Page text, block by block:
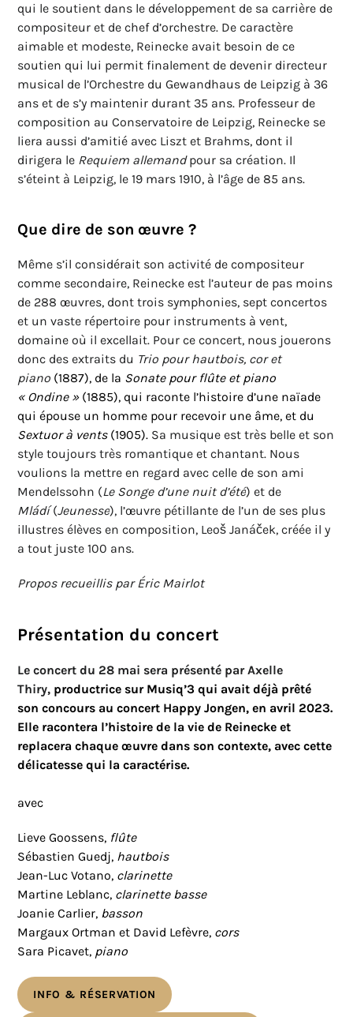
qui le soutient dans le développement de sa carrière de
compositeur et de chef d’orchestre. De caractère
aimable et modeste, Reinecke avait besoin de ce
soutien qui lui permit finalement de devenir directeur
musical de l’Orchestre du Gewandhaus de Leipzig à 36
ans et de s’y maintenir durant 35 ans. Professeur de
composition au Conservatoire de Leipzig, Reinecke se
liera aussi d’amitié avec Liszt et Brahms, dont il
dirigera le Requiem allemandpour sa création. Il
s’éteint à Leipzig, le 19 mars 1910, à l’âge de 85 ans.
Que dire de son œuvre ?
Même s’il considérait son activité de compositeur
comme secondaire, Reinecke est l’auteur de pas moins
de 288 œuvres, dont trois symphonies, sept concertos
et un vaste répertoire pour instruments à vent,
domaine où il excellait. Pour ce concert, nous jouerons
donc des extraits du Trio pour hautbois, cor et
piano (1887), de la Sonate pour flûte et piano
« Ondine » (1885), qui raconte l’histoire d’une naïade
qui épouse un homme pour recevoir une âme, et du
Sextuor à vents (1905). Sa musique est très belle et son
style toujours très romantique et chantant. Nous
voulions la mettre en regard avec celle de son ami
Mendelssohn (Le Songe d’une nuit d’été) et de
Mládí(Jeunesse), l’œuvre pétillante de l’un de ses plus
illustres élèves en composition, Leoš Janáček, créée il y
a tout juste 100 ans.
Propos recueillis par Éric Mairlot
Présentation du concert
Le concert du 28 mai sera présenté par Axelle
Thiry, productrice sur Musiq’3 qui avait déjà prêté
son concours au concert Happy Jongen, en avril 2023.
Elle racontera l’histoire de la vie de Reinecke et
replacera chaque œuvre dans son contexte, avec cette
délicatesse qui la caractérise.
avec
Lieve Goossens, flûte
Sébastien Guedj, hautbois
Jean-Luc Votano, clarinette
Martine Leblanc, clarinette basse
Joanie Carlier, basson
Margaux Ortman et David Lefèvre, cors
Sara Picavet, piano
INFO & RÉSERVATION